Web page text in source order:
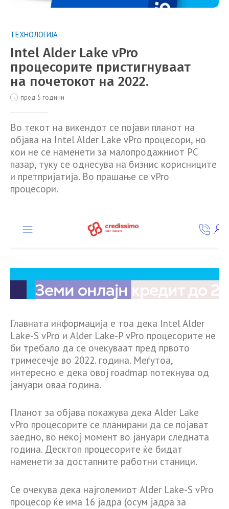
ТЕХНОЛОГИЈА
Intel Alder Lake vPro
процесорите пристигнуваат
на почетокот на 2022.
пред 5 години
Во текот на викендот се појави планот на
објава на Intel Alder Lake vPro процесори, но
кои не се наменети за малопродажниот PC
пазар, туку се однесува на бизнис корисниците
и претпријатија. Во прашање се vPro
процесори.
Главната информација е тоа дека Intel Alder
Lake-S vPro и Alder Lake-P vPro процесорите не
би требало да се очекуваат пред првото
тримесечје во 2022. година. Меѓутоа,
интересно е дека овој roadmap потекнува од
јануари оваа година.
Планот за објава покажува дека Alder Lake
vPro процесорите се планирани да се појават
заедно, во некој момент во јануари следната
година. Десктоп процесорите ќе бидат
наменети за достапните работни станици.
Се очекува дека најголемиот Alder Lake-S vPro
процесор ќе има 16 јадра (осум јадра за